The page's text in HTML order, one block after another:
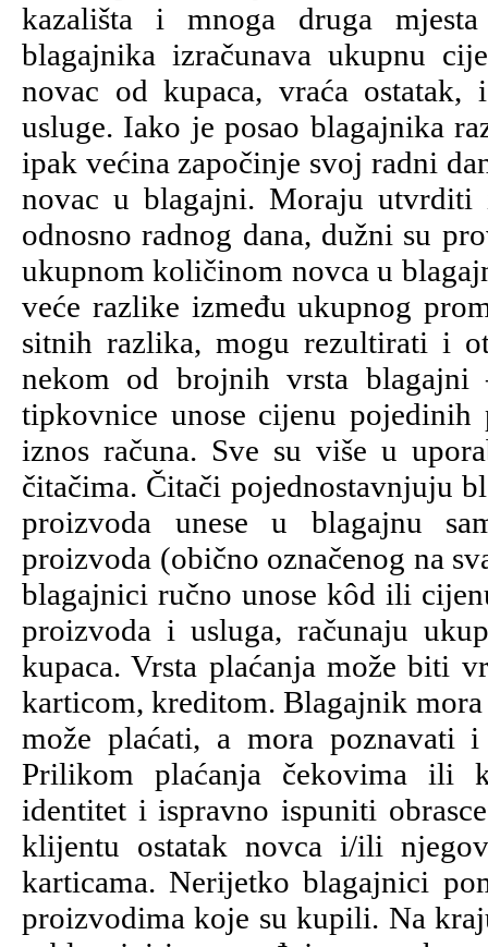
kazališta i mnoga druga
blagajnika izračunava ukupnu
novac od kupaca, vraća ostatak,
usluge. Iako je posao blagajnika
ipak većina započinje svoj radni
novac u blagajni. Moraju utvrditi
odnosno radnog dana, dužni su
ukupnom količinom novca u
veće razlike između ukupnog
sitnih razlika, mogu rezultirati i
nekom od brojnih vrsta blagajni
tipkovnice unose cijenu
iznos računa. Sve su više u
čitačima. Čitači pojednostavnjuju
proizvoda unese u blagajnu
proizvoda (obično označenog na
blagajnici ručno unose kôd ili
proizvoda i usluga, računaju
kupaca. Vrsta plaćanja može biti
karticom, kreditom. Blagajnik
može plaćati, a mora poznavati
Prilikom plaćanja čekovima ili
identitet i ispravno ispuniti
klijentu ostatak novca i/ili
karticama. Nerijetko blagajnici
proizvodima koje su kupili. Na